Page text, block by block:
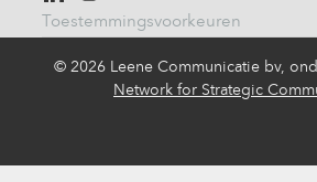
Toestemmingsvoorkeuren
© 2026 Leene Communicatie bv,
Network for Strategic